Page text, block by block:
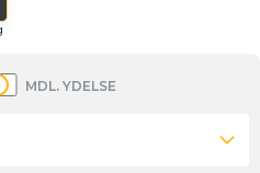
MDL. YDELSE